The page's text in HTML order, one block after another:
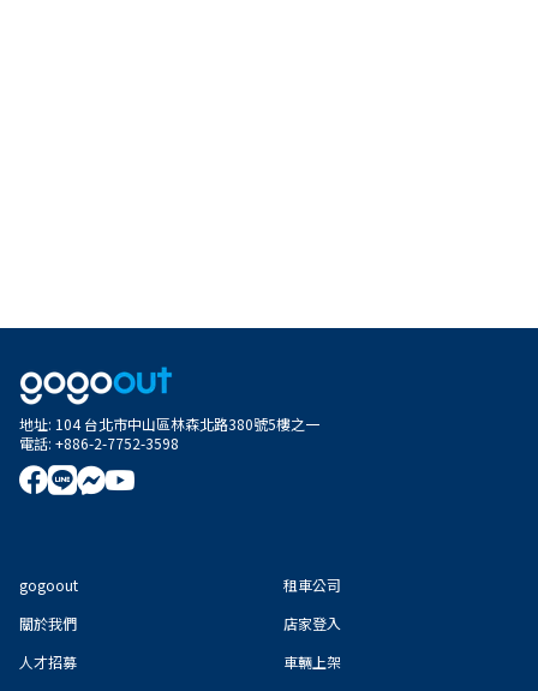
地址: 104 台北市中山區林森北路380號5樓之一
電話: +886-2-7752-3598
gogoout
關於我們
人才招募
租車公司
店家登入
車輛上架